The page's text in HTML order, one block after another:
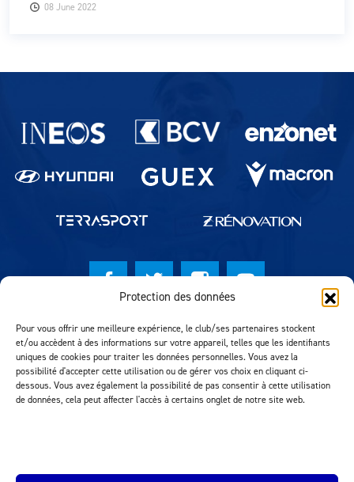
Protection des données
Pour vous offrir une meilleure expérience, le club/ses partenaires stockent
et/ou accèdent à des informations sur votre appareil, telles que les identifiants
uniques de cookies pour traiter les données personnelles. Vous avez la
possibilité d'accepter cette utilisation ou de gérer vos choix en cliquant ci-
dessous. Vous avez également la possibilité de pas consentir à cette utilisation
de données, cela peut affecter l'accès à certains onglet de notre site web.
08 June 2022
Partenaires du lausanne-Sport
© Lausanne Sport Football Club 2026
Réalisation MTM Agency